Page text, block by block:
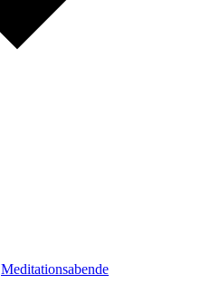
Meditationsabende